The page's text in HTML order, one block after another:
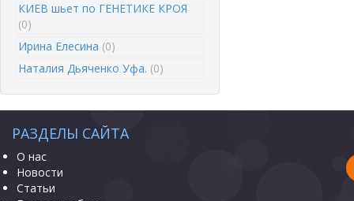
КИЕВ шьет по ГЕНЕТИКЕ КРОЯ
(0)
Ирина Елесина (0)
Наталия Дьяченко Уфа. (0)
РАЗДЕЛЫ САЙТА
О нас
Новости
Статьи